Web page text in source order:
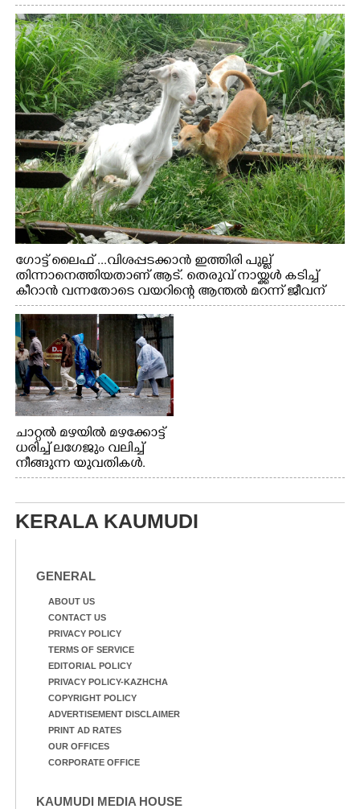
ഗോട്ട് ലൈഫ് ...വിശപ്പടക്കാൻ ഇത്തിരി പുല്ല്
തിന്നാനെത്തിയതാണ് ആട്. തെരുവ് നായ്ക്കൾ കടിച്ച്
കീറാൻ വന്നതോടെ വയറിന്റെ ആന്തൽ മറന്ന് ജീവന്
വേണ്ടിയായി ഓട്ടം. എറണാകുളം വാത്തുരുത്തിയിൽ
നിന്നുള്ള കാഴ്ച
ചാറ്റൽ മഴയിൽ മഴക്കോട്ട്
ധരിച്ച് ലഗേജും വലിച്ച്
നീങ്ങുന്ന യുവതികൾ.
എറണാകുളം മേനകയിൽ
KERALA KAUMUDI
GENERAL
ABOUT US
CONTACT US
PRIVACY POLICY
TERMS OF SERVICE
EDITORIAL POLICY
PRIVACY POLICY-KAZHCHA
COPYRIGHT POLICY
ADVERTISEMENT DISCLAIMER
PRINT AD RATES
OUR OFFICES
CORPORATE OFFICE
KAUMUDI MEDIA HOUSE